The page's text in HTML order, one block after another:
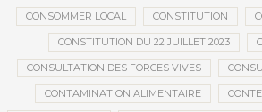
CONSOMMER LOCAL CONSTITUTION
CONSTITUTION DU 22 JUILLET 2023
CONSULTATION DES FORCES VIVES
CONTAMINATION ALIMENTAIRE